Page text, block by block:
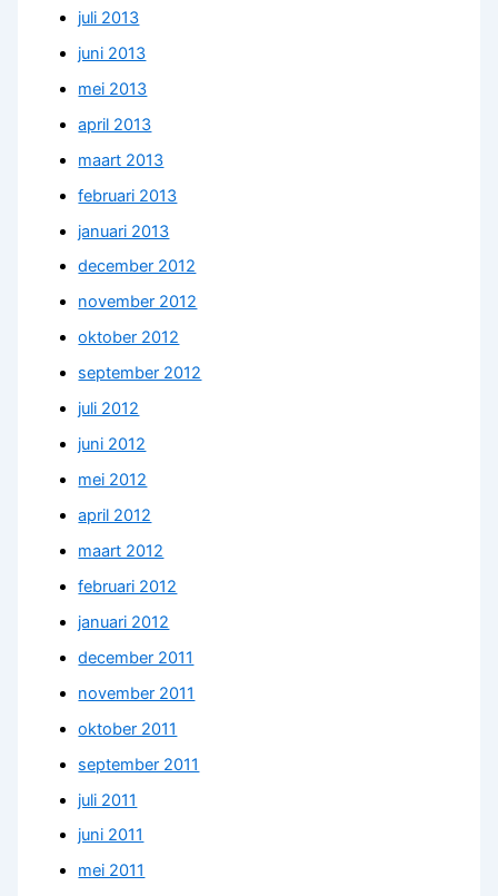
juli 2013
juni 2013
mei 2013
april 2013
maart 2013
februari 2013
januari 2013
december 2012
november 2012
oktober 2012
september 2012
juli 2012
juni 2012
mei 2012
april 2012
maart 2012
februari 2012
januari 2012
december 2011
november 2011
oktober 2011
september 2011
juli 2011
juni 2011
mei 2011